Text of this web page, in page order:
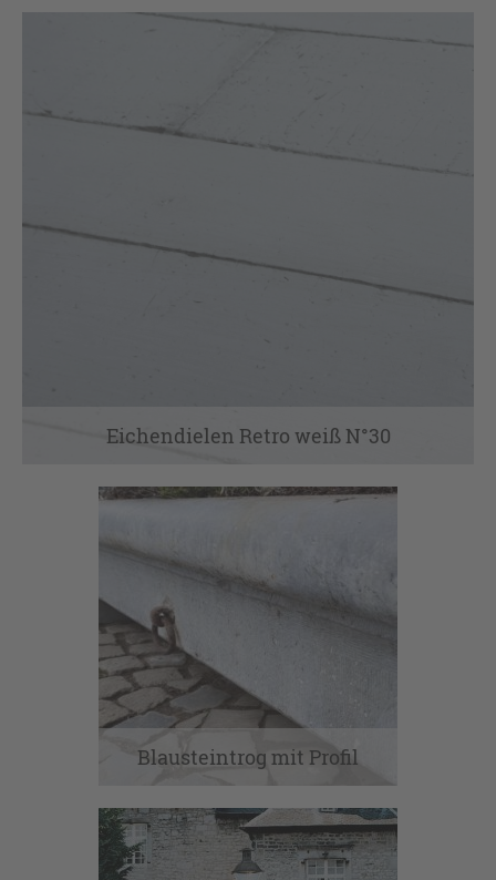
Eichendielen Retro weiß N°30
Blausteintrog mit Profil